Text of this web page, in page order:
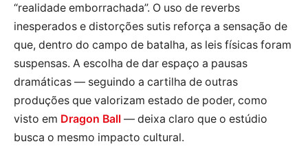
“realidade emborrachada”. O uso de reverbs
inesperados e distorções sutis reforça a sensação de
que, dentro do campo de batalha, as leis físicas foram
suspensas. A escolha de dar espaço a pausas
dramáticas — seguindo a cartilha de outras
produções que valorizam estado de poder, como
visto em Dragon Ball — deixa claro que o estúdio
busca o mesmo impacto cultural.